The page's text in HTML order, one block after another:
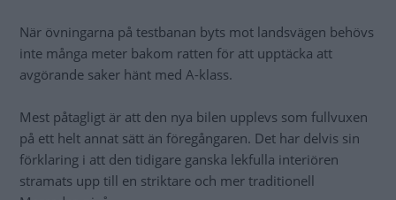
När övningarna på testbanan byts mot landsvägen behövs
inte många meter bakom ratten för att upptäcka att
avgörande saker hänt med A-klass.
Mest påtagligt är att den nya bilen upplevs som fullvuxen
på ett helt annat sätt än föregångaren. Det har delvis sin
förklaring i att den tidigare ganska lekfulla interiören
stramats upp till en striktare och mer traditionell